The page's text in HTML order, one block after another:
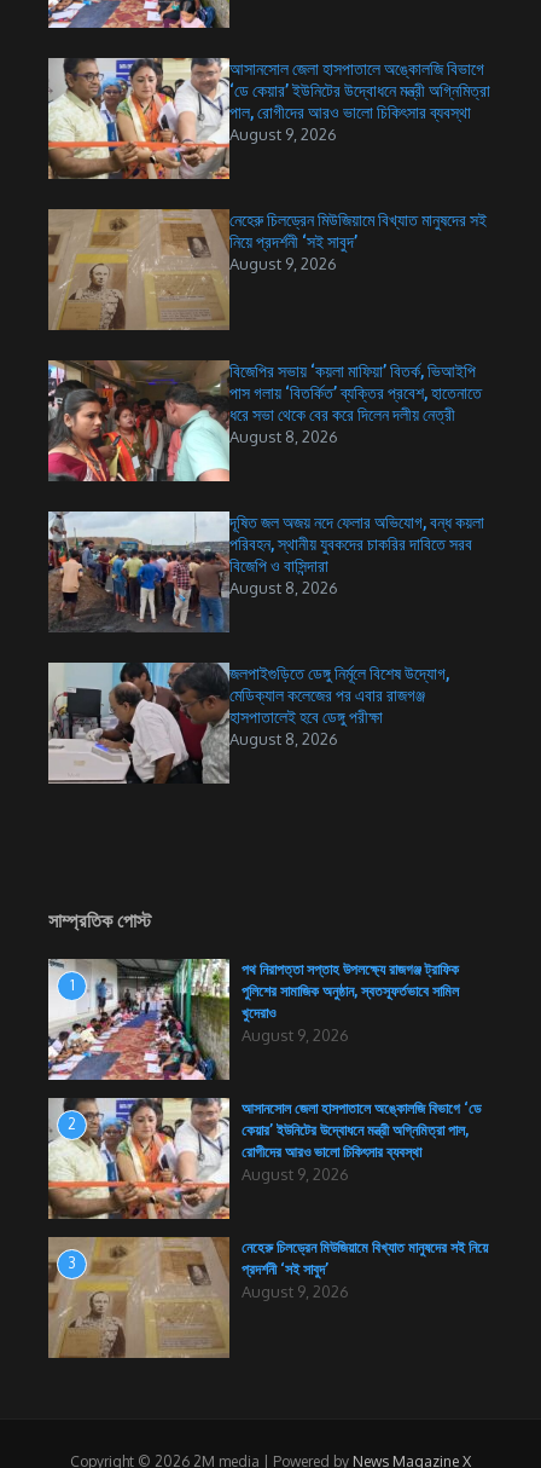
আসানসোল জেলা হাসপাতালে অঙ্কোলজি বিভাগে
‘ডে কেয়ার’ ইউনিটের উদ্বোধনে মন্ত্রী অগ্নিমিত্রা
পাল, রোগীদের আরও ভালো চিকিৎসার ব্যবস্থা
August 9, 2026
নেহেরু চিলড্রেন মিউজিয়ামে বিখ্যাত মানুষদের সই
নিয়ে প্রদর্শনী ‘সই সাবুদ’
August 9, 2026
বিজেপির সভায় ‘কয়লা মাফিয়া’ বিতর্ক, ভিআইপি
পাস গলায় ‘বিতর্কিত’ ব্যক্তির প্রবেশ, হাতেনাতে
ধরে সভা থেকে বের করে দিলেন দলীয় নেত্রী
August 8, 2026
দূষিত জল অজয় নদে ফেলার অভিযোগ, বন্ধ কয়লা
পরিবহন, স্থানীয় যুবকদের চাকরির দাবিতে সরব
বিজেপি ও বাসিন্দারা
August 8, 2026
জলপাইগুড়িতে ডেঙ্গু নির্মূলে বিশেষ উদ্যোগ,
মেডিক্যাল কলেজের পর এবার রাজগঞ্জ
হাসপাতালেই হবে ডেঙ্গু পরীক্ষা
August 8, 2026
সাম্প্রতিক পোস্ট
1
পথ নিরাপত্তা সপ্তাহ উপলক্ষ্যে রাজগঞ্জ ট্রাফিক
পুলিশের সামাজিক অনুষ্ঠান, স্বতস্ফূর্তভাবে সামিল
খুদেরাও
August 9, 2026
2
আসানসোল জেলা হাসপাতালে অঙ্কোলজি বিভাগে ‘ডে
কেয়ার’ ইউনিটের উদ্বোধনে মন্ত্রী অগ্নিমিত্রা পাল,
রোগীদের আরও ভালো চিকিৎসার ব্যবস্থা
August 9, 2026
3
নেহেরু চিলড্রেন মিউজিয়ামে বিখ্যাত মানুষদের সই নিয়ে
প্রদর্শনী ‘সই সাবুদ’
August 9, 2026
Copyright © 2026 2M media | Powered by News Magazine X